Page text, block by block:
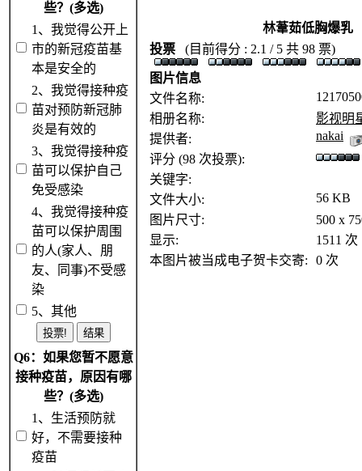
些？(多选)
1、我觉得公开上
市的新冠疫苗基
本是安全的
2、我觉得接种疫
苗对预防新冠肺
炎是有效的
3、我觉得接种疫
苗可以保护自己
免受感染
4、我觉得接种疫
苗可以保护周围
的人(家人、朋
友、同事)不受感
染
5、其他
Q6：如果您暂不愿意
接种疫苗，原因有哪
些？(多选)
1、生活预防就
好，不需要接种
疫苗
林葦茹低胸爆乳
投票
(目前得分 : 2.1 / 5 共 98 票)
图片信息
文件名称:
相册名称:
影视明
提供者:
nakai
评分 (98 次投票):
关键字:
文件大小:
56 KB
图片尺寸:
500 x
显示:
1511 次
本图片被当成电子贺卡交寄:
0 次